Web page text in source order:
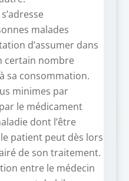
malades
d’assumer dans
certain nombre
sa consommation.
minimes par
le médicament
dont l’être
patient peut dès lors
de son traitement.
entre le médecin